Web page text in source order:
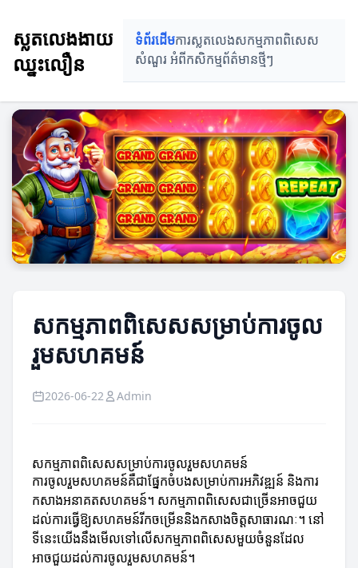
ស្លតលេងងាយ
ឈ្នះលឿន
ទំព័រដើមការស្លតលេងសកម្មភាពពិសេស
សំណួរ អំពីកសិកម្មព័ត៌មានថ្មីៗ
សកម្មភាពពិសេសសម្រាប់ការចូល
រួមសហគមន៍
2026-06-22 Admin
សកម្មភាពពិសេសសម្រាប់ការចូលរួមសហគមន៍
ការចូលរួមសហគមន៍គឺជាផ្នែកចំបងសម្រាប់ការអភិវឌ្ឍន៍ និងការ
កសាងអនាគតសហគមន៍។ សកម្មភាពពិសេសជាច្រើនអាចជួយ
ដល់ការធ្វើឱ្យសហគមន៍រីកចម្រើននិងកសាងចិត្តសាធារណៈ។ នៅ
ទីនេះយើងនឹងមើលទៅលើសកម្មភាពពិសេសមួយចំនួនដែល
អាចជួយដល់ការចូលរួមសហគមន៍។